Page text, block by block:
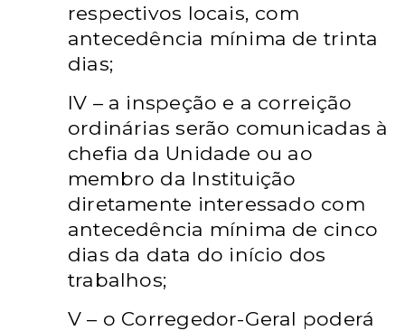
respectivos locais, com
antecedência mínima de trinta
dias;
IV – a inspeção e a correição
ordinárias serão comunicadas à
chefia da Unidade ou ao
membro da Instituição
diretamente interessado com
antecedência mínima de cinco
dias da data do início dos
trabalhos;
V – o Corregedor-Geral poderá